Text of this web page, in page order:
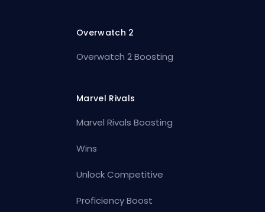
Overwatch 2
Overwatch 2 Boosting
Marvel Rivals
Marvel Rivals Boosting
Wins
Unlock Competitive
Proficiency Boost